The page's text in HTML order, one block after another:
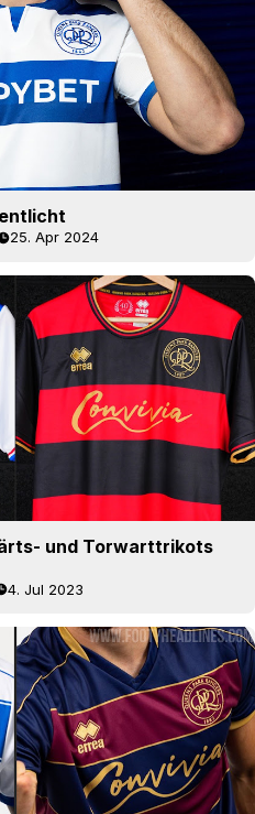
25. Apr 2024
und Torwarttrikots
4. Jul 2023